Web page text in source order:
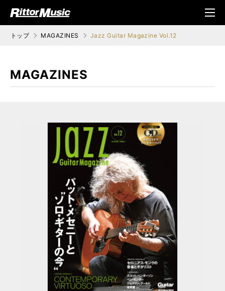
ジック (Rittor Musi
メニ
ュ
トップ MAGAZINES Jazz Guitar Magazine Vol.12
MAGAZINES